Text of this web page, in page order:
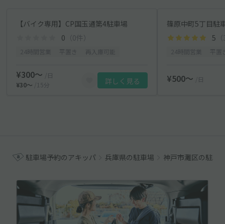
【バイク専用】CP国玉通第4駐車場
0 （0件）
¥300〜
/日
¥30〜
/15分 詳しく見る
篠原中町5丁目駐
5
¥500〜 /日
駐車場予約のアキッパ 兵庫県の駐車場 神戸市灘区の駐車